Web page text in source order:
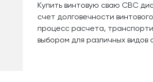
Купить винтовую сваю СВС
счет долговечности
процесс расчета,
выбором для различных